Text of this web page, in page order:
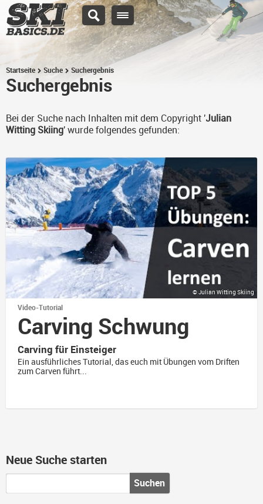
Startseite Suche Suchergebnis
Suchergebnis
Bei der Suche nach Inhalten mit dem Copyright 'Julian
Witting Skiing' wurde folgendes gefunden:
© Julian Witting Skiing
Video-Tutorial
Carving Schwung
Carving für Einsteiger
Ein ausführliches Tutorial, das euch mit Übungen vom Driften
zum Carven führt...
Neue Suche starten
Suchen